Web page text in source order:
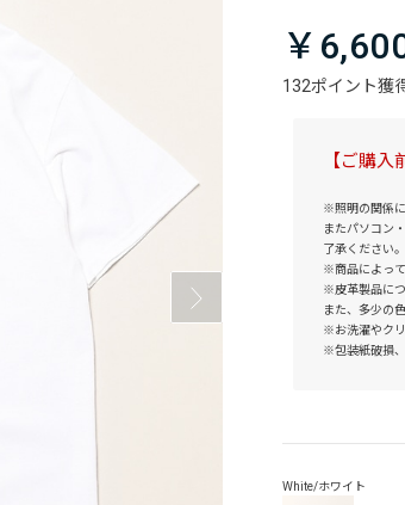
132ポイント獲
￥
【ご購入
※照明の関係に
またパソコン
了承ください。
※商品によって
※皮革製品につ
また、多少の
※お洗濯やクリ
※包装紙破損、